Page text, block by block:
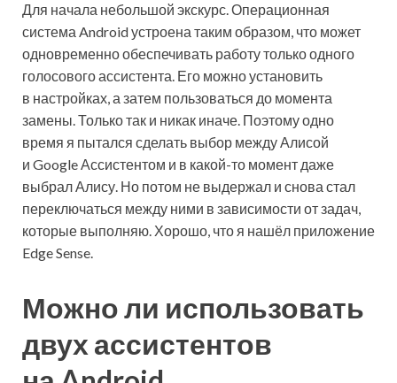
Для начала небольшой экскурс. Операционная
система Android устроена таким образом, что может
одновременно обеспечивать работу только одного
голосового ассистента. Его можно установить
в настройках, а затем пользоваться до момента
замены. Только так и никак иначе. Поэтому одно
время я пытался сделать выбор между Алисой
и Google Ассистентом и в какой-то момент даже
выбрал Алису. Но потом не выдержал и снова стал
переключаться между ними в зависимости от задач,
которые выполняю. Хорошо, что я нашёл приложение
Edge Sense.
Можно ли использовать
двух ассистентов